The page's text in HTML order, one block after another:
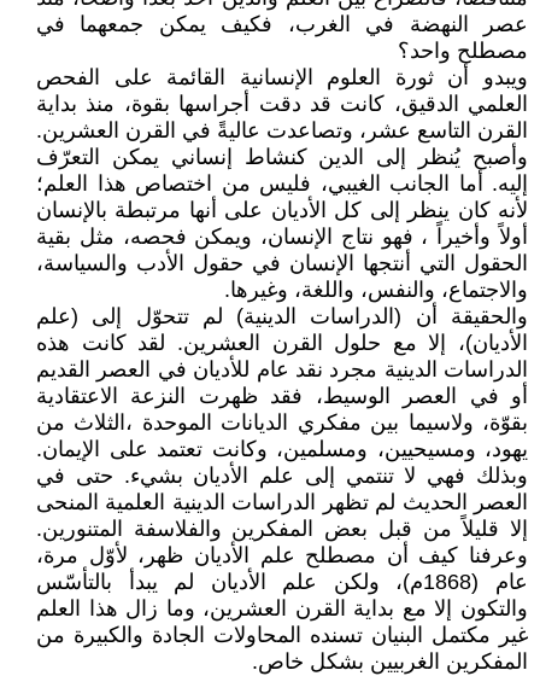
عصر النهضة في الغرب، فكيف يمكن جمعهما في
مصطلح واحد؟
ويبدو أن ثورة العلوم الإنسانية القائمة على الفحص
العلمي الدقيق، كانت قد دقت أجراسها بقوة، منذ بداية
القرن التاسع عشر، وتصاعدت عاليةً في القرن العشرين.
وأصبح يُنظر إلى الدين كنشاط إنساني يمكن التعرّف
إليه. أما الجانب الغيبي، فليس من اختصاص هذا العلم؛
لأنه كان ينظر إلى كل الأديان على أنها مرتبطة بالإنسان
أولاً وأخيراً ، فهو نتاج الإنسان، ويمكن فحصه، مثل بقية
الحقول التي أنتجها الإنسان في حقول الأدب والسياسة،
والاجتماع، والنفس، واللغة، وغيرها.
والحقيقة أن (الدراسات الدينية) لم تتحوّل إلى (علم
الأديان)، إلا مع حلول القرن العشرين. لقد كانت هذه
الدراسات الدينية مجرد نقد عام للأديان في العصر القديم
أو في العصر الوسيط، فقد ظهرت النزعة الاعتقادية
بقوّة، ولاسيما بين مفكري الديانات الموحدة ،الثلاث من
يهود، ومسيحيين، ومسلمين، وكانت تعتمد على الإيمان.
وبذلك فهي لا تنتمي إلى علم الأديان بشيء. حتى في
العصر الحديث لم تظهر الدراسات الدينية العلمية المنحى
إلا قليلاً من قبل بعض المفكرين والفلاسفة المتنورين.
وعرفنا كيف أن مصطلح علم الأديان ظهر، لأوّل مرة،
عام (1868م)، ولكن علم الأديان لم يبدأ بالتأسّس
والتكون إلا مع بداية القرن العشرين، وما زال هذا العلم
غير مكتمل البنيان تسنده المحاولات الجادة والكبيرة من
المفكرين الغربيين بشكل خاص.